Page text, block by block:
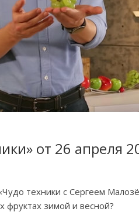
от 26 апреля
техники с Сергеем
фруктах зимой и весной?